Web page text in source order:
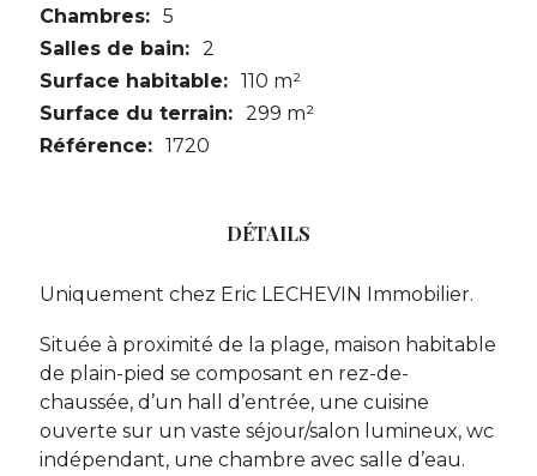
Chambres: 5
Salles de bain: 2
Surface habitable: 110 m²
Surface du terrain: 299 m²
Référence: 1720
DÉTAILS
Uniquement chez Eric LECHEVIN Immobilier.
Située à proximité de la plage, maison habitable
de plain-pied se composant en rez-de-
chaussée, d’un hall d’entrée, une cuisine
ouverte sur un vaste séjour/salon lumineux, wc
indépendant, une chambre avec salle d’eau.